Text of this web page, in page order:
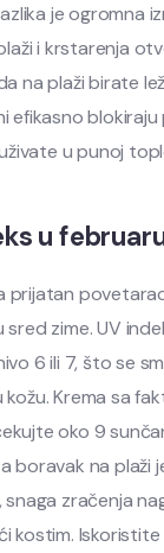
je ogromna
i krstarenja
na plaži birate
efikasno
u punoj
u
prijatan
zime. UV
6 ili 7, što se
Krema sa
oko 9
boravak na plaži
snaga zračenja
kostim.